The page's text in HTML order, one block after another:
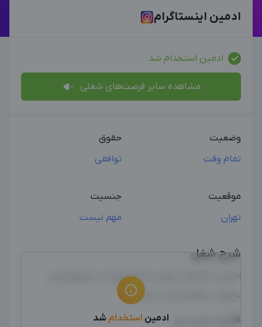
ادمین اینستاگرام
ادمین استخدام شد
مشاهده سایر فرصت‌های شغلی
وضعیت
تمام وقت
حقوق
توافقی
موقعیت
تهران
جنسیت
مهم نیست
شرح شغل
ادمین ««خانم»» بصورت ««حضوری»» در شوروم مبل
بصورت منظم و مرتب و متعهد
🟣مهارت‌های لازم: ادمین استخدام شد